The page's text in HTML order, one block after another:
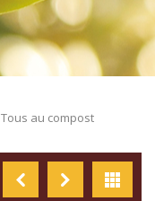
Tous au compost